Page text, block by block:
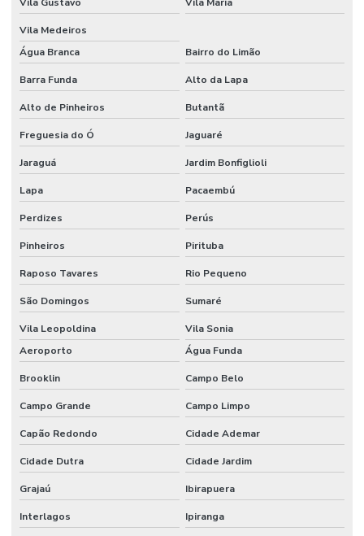
Vila Gustavo Vila Maria
Vila Medeiros
Água Branca
Bairro do Limão
Barra Funda Alto da Lapa
Alto de Pinheiros Butantã
Freguesia do Ó Jaguaré
Jaraguá Jardim Bonfiglioli
Lapa Pacaembú
Perdizes Perús
Pinheiros Pirituba
Raposo Tavares Rio Pequeno
São Domingos Sumaré
Vila Leopoldina
Vila Sonia
Aeroporto
Água Funda
Brooklin Campo Belo
Campo Grande Campo Limpo
Capão Redondo Cidade Ademar
Cidade Dutra Cidade Jardim
Grajaú Ibirapuera
Interlagos Ipiranga